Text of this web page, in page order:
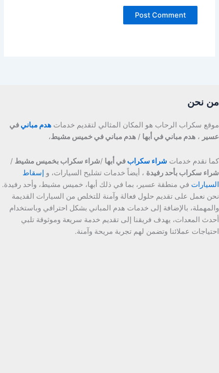
من نحن
موقع سكراب الرحاب هو المكان المثالي لتقديم خدمات هدم مباني في
عسير ، هدم مباني في أبها / هدم مباني في خميس مشيط،
كما نقدم خدمات شراء سكراب في أبها /شراء سكراب بخميس مشيط /
شراء سكراب بأحد رفيدة ، أيضاً خدمات تشليح السيارات، و إسقاط
السيارات في منطقة عسير، بما في ذلك أبها، خميس مشيط، وأحد رفيدة.
نحن نعمل على تقديم حلول فعالة وآمنة للتخلص من السيارات القديمة
والمهملة، بالإضافة إلى خدمات هدم المباني بشكل احترافي وباستخدام
أحدث المعدات، يهدف فريقنا إلى تقديم خدمة سريعة وموثوقة تلبي
احتياجات عملائنا وتضمن لهم تجربة مريحة وآمنة.